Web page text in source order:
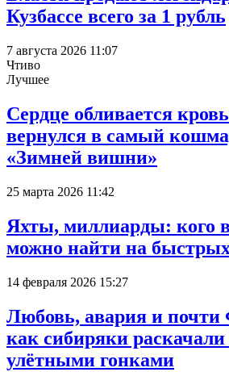
Кузбассе всего за 1 рубль
7 августа 2026 11:07
Чтиво
Лучшее
Сердце обливается
вернулся в самый
«Зимней вишни»
25 марта 2026 11:42
Яхты, миллиарды: кого
можно найти на
14 февраля 2026 15:27
Любовь, авария и почти
как сибиряки раскачали
улётными гонками